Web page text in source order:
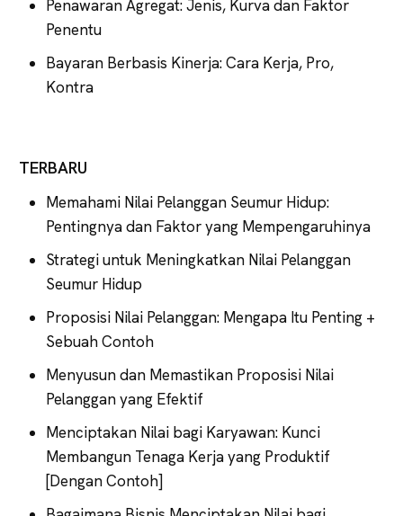
Penawaran Agregat: Jenis, Kurva dan Faktor
Penentu
Bayaran Berbasis Kinerja: Cara Kerja, Pro,
Kontra
TERBARU
Memahami Nilai Pelanggan Seumur Hidup:
Pentingnya dan Faktor yang Mempengaruhinya
Strategi untuk Meningkatkan Nilai Pelanggan
Seumur Hidup
Proposisi Nilai Pelanggan: Mengapa Itu Penting +
Sebuah Contoh
Menyusun dan Memastikan Proposisi Nilai
Pelanggan yang Efektif
Menciptakan Nilai bagi Karyawan: Kunci
Membangun Tenaga Kerja yang Produktif
[Dengan Contoh]